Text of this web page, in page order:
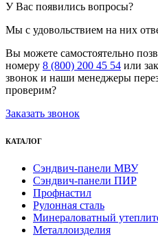
У Вас появились вопросы?
Мы с удовольствием на них
Вы можете самостоятельно
номеру 8 (800) 200 45 54 или
звонок и наши менеджеры
проверим?
Заказать звонок
КАТАЛОГ
Сэндвич-панели МВУ
Сэндвич-панели ПИР
Профнастил
Рулонная сталь
Минераловатный
Металлоизделия